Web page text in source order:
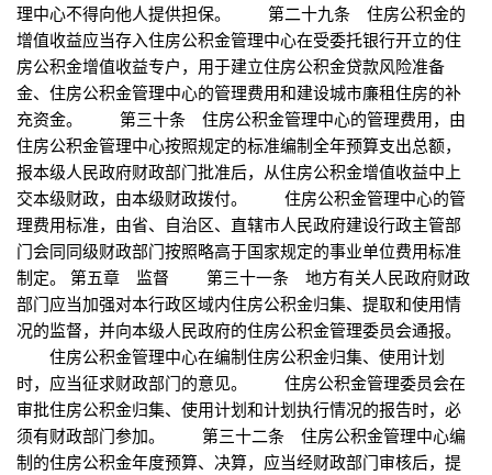
理中心不得向他人提供担保。 第二十九条 住房公积金的
增值收益应当存入住房公积金管理中心在受委托银行开立的住
房公积金增值收益专户，用于建立住房公积金贷款风险准备
金、住房公积金管理中心的管理费用和建设城市廉租住房的补
充资金。 第三十条 住房公积金管理中心的管理费用，由
住房公积金管理中心按照规定的标准编制全年预算支出总额，
报本级人民政府财政部门批准后，从住房公积金增值收益中上
交本级财政，由本级财政拨付。 住房公积金管理中心的管
理费用标准，由省、自治区、直辖市人民政府建设行政主管部
门会同同级财政部门按照略高于国家规定的事业单位费用标准
制定。 第五章 监督 第三十一条 地方有关人民政府财政
部门应当加强对本行政区域内住房公积金归集、提取和使用情
况的监督，并向本级人民政府的住房公积金管理委员会通报。
住房公积金管理中心在编制住房公积金归集、使用计划
时，应当征求财政部门的意见。 住房公积金管理委员会在
审批住房公积金归集、使用计划和计划执行情况的报告时，必
须有财政部门参加。 第三十二条 住房公积金管理中心编
制的住房公积金年度预算、决算，应当经财政部门审核后，提